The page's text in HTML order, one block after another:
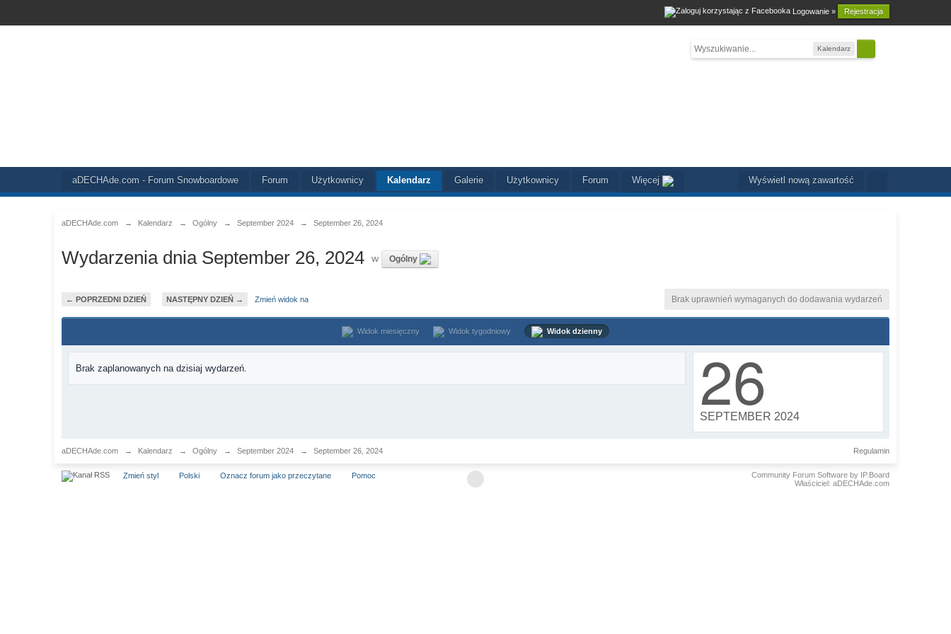
Logowanie » Rejestracja
Kalendarz
Wyświetl nową zawartość
aDECHAde.com - Forum Snowboardowe Forum Użytkownicy Kalendarz Galerie Użytkownicy Forum Więcej
aDECHAde.com → Kalendarz → Ogólny → September 2024 → September 26, 2024
Wydarzenia dnia September 26, 2024 w Ogólny
← POPRZEDNI DZIEŃ NASTĘPNY DZIEŃ → Zmień widok na Brak uprawnień wymaganych do dodawania wydarzeń
Widok miesięczny Widok tygodniowy Widok dzienny
Brak zaplanowanych na dzisiaj wydarzeń. 26
SEPTEMBER 2024
aDECHAde.com → Kalendarz → Ogólny → September 2024 → September 26, 2024 Regulamin
Zmień styl Polski Oznacz forum jako przeczytane Pomoc
Community Forum Software by IP.Board
Właściciel: aDECHAde.com